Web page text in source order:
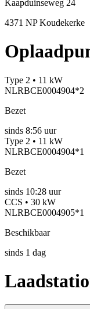
Kaapduinseweg 24
4371 NP Koudekerke
Type 2 • 11 kW
NLRBCE0004904*2
Bezet
sinds 8:56 uur
Type 2 • 11 kW
NLRBCE0004904*1
Bezet
sinds 10:28 uur
CCS • 30 kW
NLRBCE0004905*1
Beschikbaar
sinds 1 dag